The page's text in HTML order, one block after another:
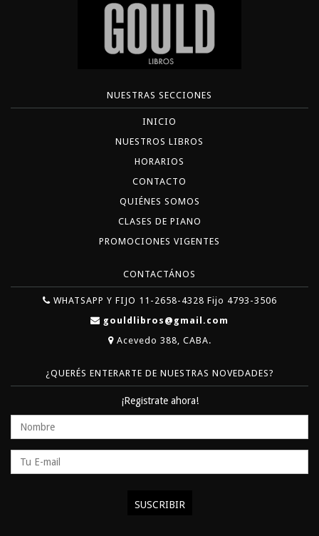
NUESTRAS SECCIONES
INICIO
NUESTROS LIBROS
HORARIOS
CONTACTO
QUIÉNES SOMOS
CLASES DE PIANO
PROMOCIONES VIGENTES
CONTACTÁNOS
WHATSAPP Y FIJO 11-2658-4328 Fijo 4793-3506
gouldlibros@gmail.com
Acevedo 388, CABA.
¿QUERÉS ENTERARTE DE NUESTRAS NOVEDADES?
¡Registrate ahora!